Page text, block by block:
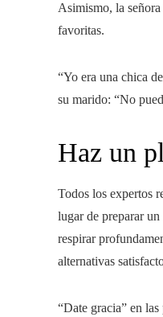
Asimismo, la
favoritas.
“Yo era una chica
su marido: “No
Haz un
Todos los expertos
lugar de preparar
respirar
alternativas
“Date gracia” en